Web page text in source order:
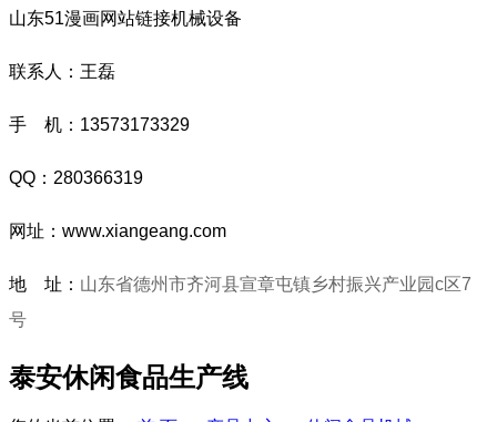
山东51漫画网站链接机械设备
联系人：王磊
手 机：13573173329
QQ：280366319
网址：www.xiangeang.com
地 址： 山东省德州市齐河县宣章屯镇乡村振兴产业园c区7
号
泰安休闲食品生产线